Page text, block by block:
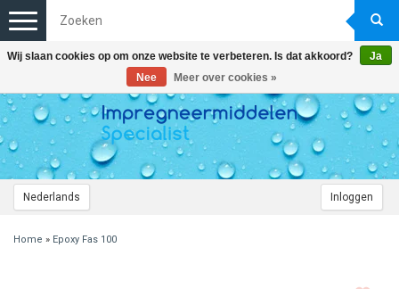
Nederlands Inloggen
Toggle
navigation
Home » Epoxy Fas 100
Wij slaan cookies op om onze website te verbeteren. Is dat akkoord?
Ja
Nee
Meer over cookies »